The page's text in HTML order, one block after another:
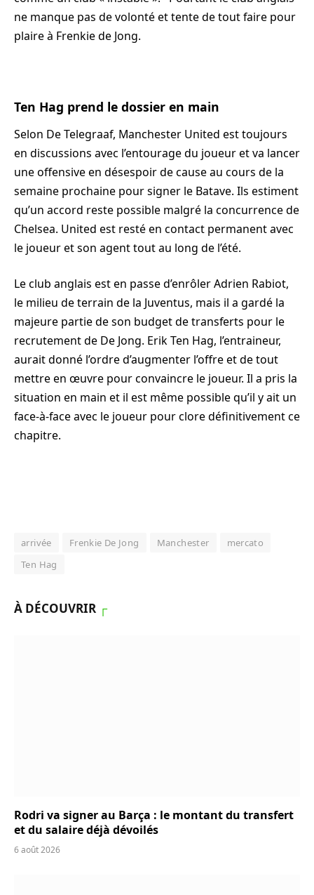
ne manque pas de volonté et tente de tout faire pour
plaire à Frenkie de Jong.
Ten Hag prend le dossier en main
Selon De Telegraaf, Manchester United est toujours
en discussions avec l’entourage du joueur et va lancer
une offensive en désespoir de cause au cours de la
semaine prochaine pour signer le Batave. Ils estiment
qu’un accord reste possible malgré la concurrence de
Chelsea. United est resté en contact permanent avec
le joueur et son agent tout au long de l’été.
Le club anglais est en passe d’enrôler Adrien Rabiot,
le milieu de terrain de la Juventus, mais il a gardé la
majeure partie de son budget de transferts pour le
recrutement de De Jong. Erik Ten Hag, l’entraineur,
aurait donné l’ordre d’augmenter l’offre et de tout
mettre en œuvre pour convaincre le joueur. Il a pris la
situation en main et il est même possible qu’il y ait un
face-à-face avec le joueur pour clore définitivement ce
chapitre.
arrivée Frenkie De Jong Manchester
mercato
Ten Hag
À DÉCOUVRIR ┌
Rodri va signer au Barça : le montant du transfert
et du salaire déjà dévoilés
6 août 2026